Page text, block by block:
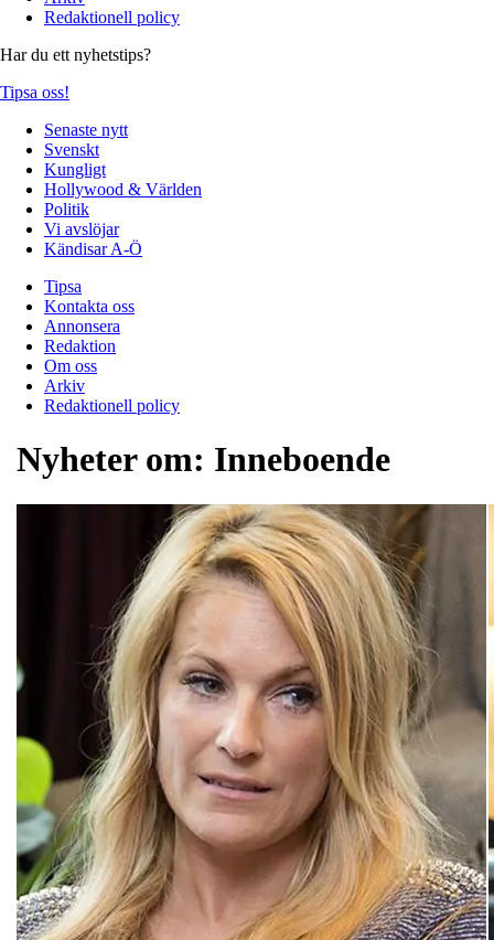
Redaktionell policy
Har du ett nyhetstips?
Tipsa oss!
Senaste nytt
Svenskt
Kungligt
Hollywood & Världen
Politik
Vi avslöjar
Kändisar A-Ö
Tipsa
Kontakta oss
Annonsera
Redaktion
Om oss
Arkiv
Redaktionell policy
Nyheter om: Inneboende